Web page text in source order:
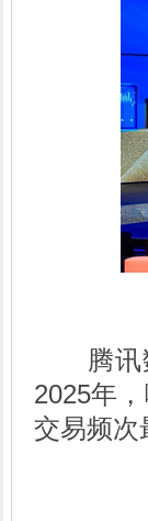
腾讯数
2025年
交易频次